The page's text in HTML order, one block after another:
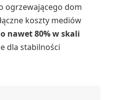
ogrzewającego dom
koszty mediów
nawet 80% w skali
dla stabilności